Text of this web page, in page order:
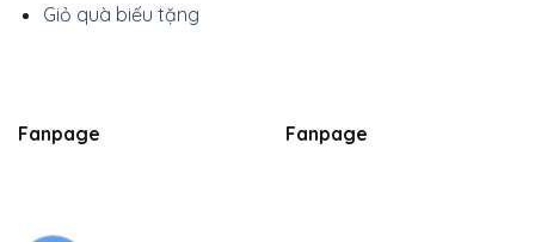
Giỏ quà biếu tặng
Fanpage Fanpage